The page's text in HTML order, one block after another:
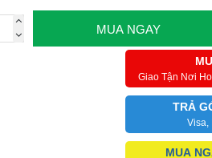
MUA NGAY
Giao Tận Nơi
TRẢ
Visa,
MUA